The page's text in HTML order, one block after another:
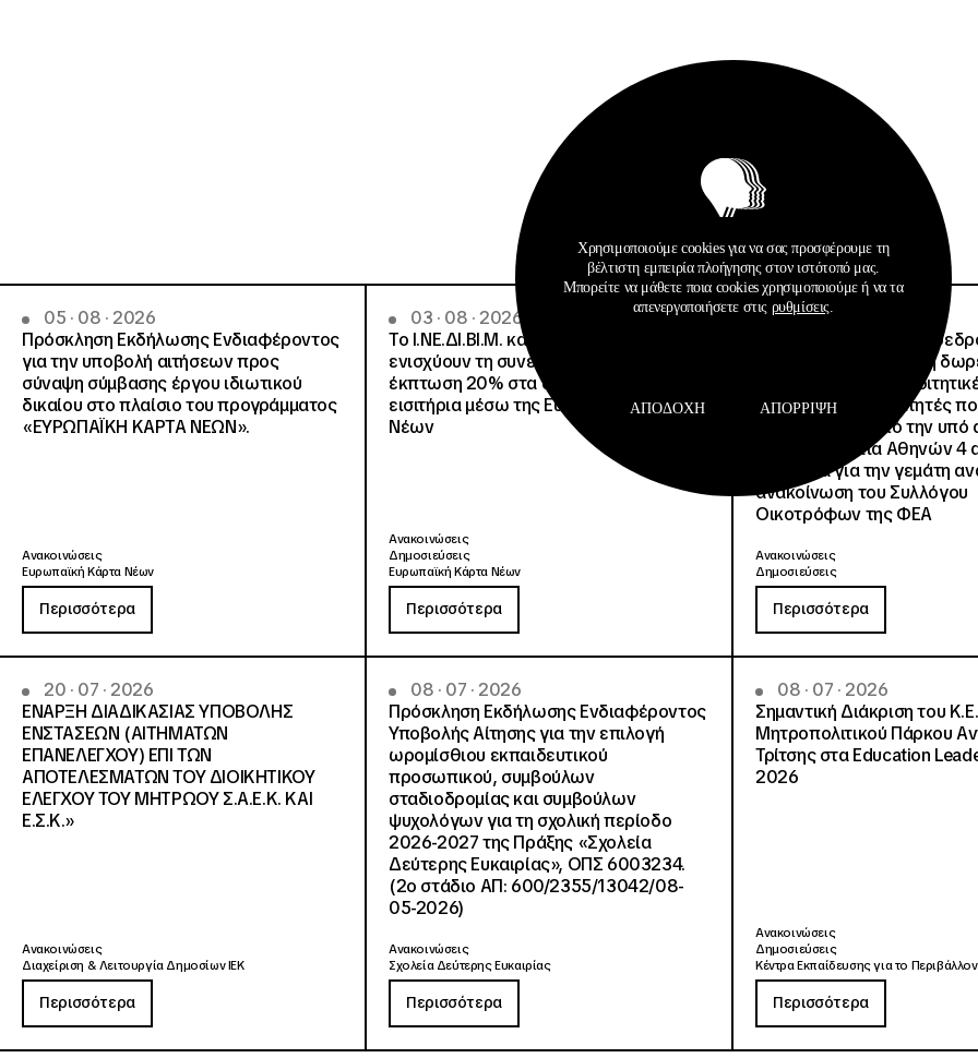
05 · 08 · 2026
Πρόσκληση Εκδήλωσης Ενδιαφέροντος
για την υποβολή αιτήσεων προς
σύναψη σύμβασης έργου ιδιωτικού
δικαίου στο πλαίσιο του προγράμματος
«ΕΥΡΩΠΑΪΚΗ ΚΑΡΤΑ ΝΕΩΝ».
Ανακοινώσεις
Ευρωπαϊκή Κάρτα Νέων
Περισσότερα
03 · 08 · 2026
Το Ι.ΝΕ.ΔΙ.ΒΙ.Μ. και o Όμιλος Attica
ενισχύουν τη συνεργασία τους με
έκπτωση 20% στα ακτοπλοϊκά
εισιτήρια μέσω της Ευρωπαϊκής Κάρτας
Νέων
Ανακοινώσεις
Δημοσιεύσεις
Ευρωπαϊκή Κάρτα Νέων
Περισσότερα
02 · 08 · 2026
Άννα Ροκοφύλλου,
Είναι εξασφαλισμένη η
στέγαση σε άλλες
για όλους τους φοιτητές
μετακινηθούν από την υπό
Φοιτητική Εστία Αθηνών 4
4 ψέματα για την γεμάτη
ανακοίνωση του Συλλόγου
Οικοτρόφων της ΦΕΑ
Ανακοινώσεις
Δημοσιεύσεις
Περισσότερα
20 · 07 · 2026
ΕΝΑΡΞΗ ΔΙΑΔΙΚΑΣΙΑΣ ΥΠΟΒΟΛΗΣ
ΕΝΣΤΑΣΕΩΝ (ΑΙΤΗΜΑΤΩΝ
ΕΠΑΝΕΛΕΓΧΟΥ) ΕΠΙ ΤΩΝ
ΑΠΟΤΕΛΕΣΜΑΤΩΝ ΤΟΥ ΔΙΟΙΚΗΤΙΚΟΥ
ΕΛΕΓΧΟΥ ΤΟΥ ΜΗΤΡΩΟΥ Σ.Α.Ε.Κ. ΚΑΙ
Ε.Σ.Κ.»
Ανακοινώσεις
Διαχείριση & Λειτουργία Δημοσίων ΙΕΚ
Περισσότερα
08 · 07 · 2026
Πρόσκληση Εκδήλωσης Ενδιαφέροντος
Υποβολής Αίτησης για την επιλογή
ωρομίσθιου εκπαιδευτικού
προσωπικού, συμβούλων
σταδιοδρομίας και συμβούλων
ψυχολόγων για τη σχολική περίοδο
2026-2027 της Πράξης «Σχολεία
Δεύτερης Ευκαιρίας», ΟΠΣ 6003234.
(2ο στάδιο ΑΠ: 600/2355/13042/08-
05-2026)
Ανακοινώσεις
Σχολεία Δεύτερης Ευκαιρίας
Περισσότερα
08 · 07 · 2026
Σημαντική Διάκριση του
Μητροπολιτικού Πάρκου
Τρίτσης στα Education
2026
Ανακοινώσεις
Δημοσιεύσεις
Κέντρα Εκπαίδευσης για το
Περισσότερα
Χρησιμοποιούμε cookies για να σας προσφέρουμε τη
βέλτιστη εμπειρία πλοήγησης στον ιστότοπό μας.
Μπορείτε να μάθετε ποια cookies χρησιμοποιούμε ή να τα
απενεργοποιήσετε στις ρυθμίσεις
ΑΠΟΔΟΧΉ ΑΠΌΡΡΙΨΗ